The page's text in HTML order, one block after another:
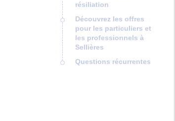
résiliation
Découvrez les offres
pour les particuliers et
les professionnels à
Sellières
Questions récurrentes